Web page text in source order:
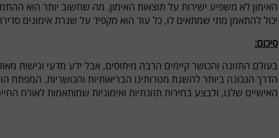
האימון לא משפיע ישירות על תוצאות האימון. מה שחשוב יותר הוא
יכול להתאמן מתי שמתאים לו, כל עוד הוא מקפיד על שגרת אימונים
סיכום:
בעולם התזונה והכושר קיימים הרבה מיתוסים, אבל ידע מדעי וגישות
הדרך הנכונה ביותר להשגת מטרותינו הבריאותיות והכושריות. המפתח
האישיים שלנו, ולבצע בחירות תזונתיות ואימוניות שמותאמות לאורח